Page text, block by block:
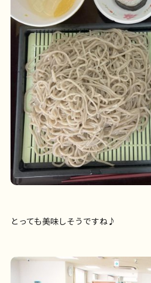
とっても美味しそうですね♪